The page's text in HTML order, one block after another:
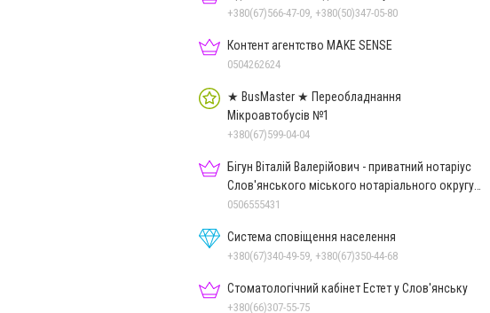
+380(67)566-47-09, +380(50)347-05-80
Контент агентство MAKE SENSE
0504262624
★ BusMaster ★ Переобладнання
Мікроавтобусів №1
+380(67)599-04-04
Бігун Віталій Валерійович - приватний нотаріус
Слов'янського міського нотаріального округу
Дон.обл.
0506555431
Система сповіщення населення
+380(67)340-49-59, +380(67)350-44-68
Стоматологічний кабінет Естет у Слов'янську
+380(66)307-55-75